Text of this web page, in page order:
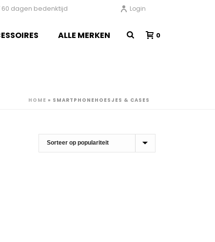
60 dagen bedenktijd Login
ALLE MERKEN 0
HOME » SMARTPHONEHOESJES & CASES